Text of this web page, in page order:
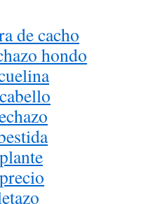
de cacho
hondo